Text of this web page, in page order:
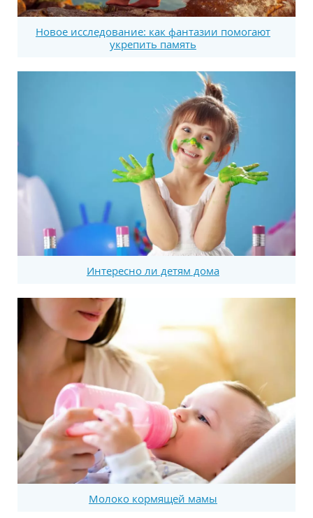
Новое исследование: как фантазии помогают
укрепить память
Интересно ли детям дома
Молоко кормящей мамы